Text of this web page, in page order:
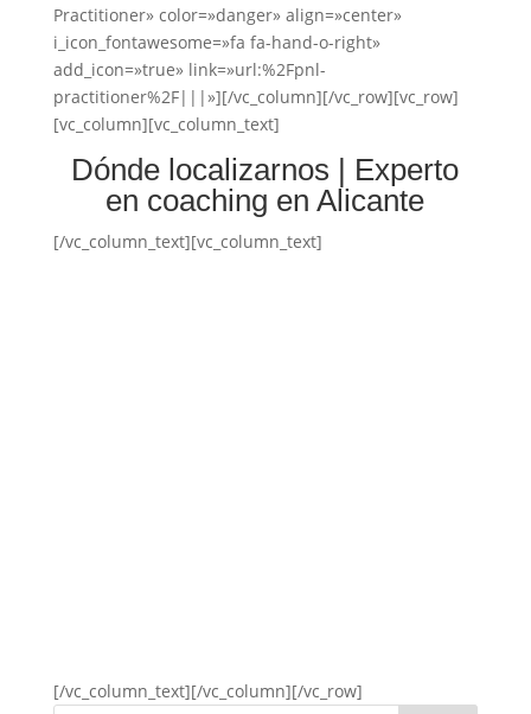
Practitioner» color=»danger» align=»center»
i_icon_fontawesome=»fa fa-hand-o-right»
add_icon=»true» link=»url:%2Fpnl-
practitioner%2F|||»][/vc_column][/vc_row][vc_row]
[vc_column][vc_column_text]
Dónde localizarnos | Experto
en coaching en Alicante
[/vc_column_text][vc_column_text]
[/vc_column_text][/vc_column][/vc_row]